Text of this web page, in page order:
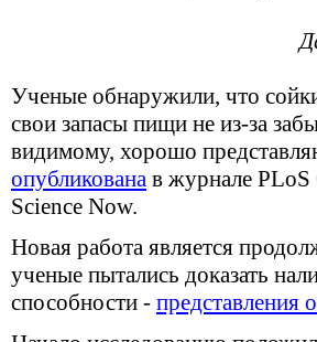
Ученые обнаружили, что
свои запасы пищи не из-за
видимому, хорошо
опубликована в журнале PLoS
Science Now.
Новая работа является
ученые пытались доказать
способности - представления